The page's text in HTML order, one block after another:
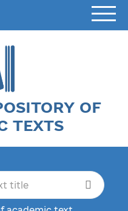
OF
TEXTS